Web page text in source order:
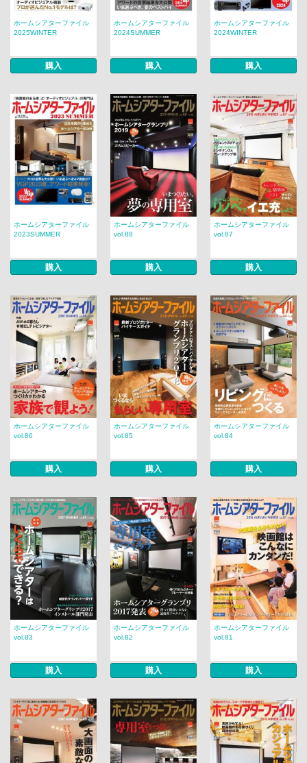
ホームシアターファイル
2025WINTER
購入
ホームシアターファイル
2024SUMMER
購入
ホームシアターファイル
2024WINTER
購入
ホームシアターファイル
2023SUMMER
購入
ホームシアターファイル
vol.88
購入
ホームシアターファイル
vol.87
購入
ホームシアターファイル
vol.86
購入
ホームシアターファイル
vol.85
購入
ホームシアターファイル
vol.84
購入
ホームシアターファイル
vol.83
購入
ホームシアターファイル
vol.82
購入
ホームシアターファイル
vol.81
購入